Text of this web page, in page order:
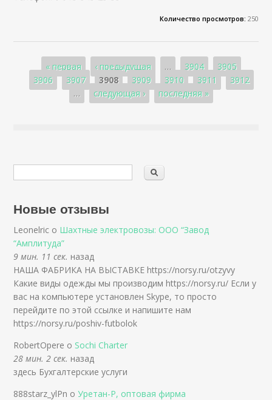
Количество просмотров: 250
Страницы
« первая ‹ предыдущая … 3904
3905
3906
3907 3908 3909 3910 3911
3912
…
следующая › последняя »
Новые отзывы
Leonelric о Шахтные электровозы: ООО “Завод
“Амплитуда”
9 мин. 11 сек. назад
НАША ФАБРИКА НА ВЫСТАВКЕ https://norsy.ru/otzyvy
Какие виды одежды мы производим https://norsy.ru/ Если у
вас на компьютере установлен Skype, то просто
перейдите по этой ссылке и напишите нам
https://norsy.ru/poshiv-futbolok
RobertOpere о Sochi Charter
28 мин. 2 сек. назад
здесь Бухгалтерские услуги
888starz_ylPn оУретан-Р, оптовая фирма